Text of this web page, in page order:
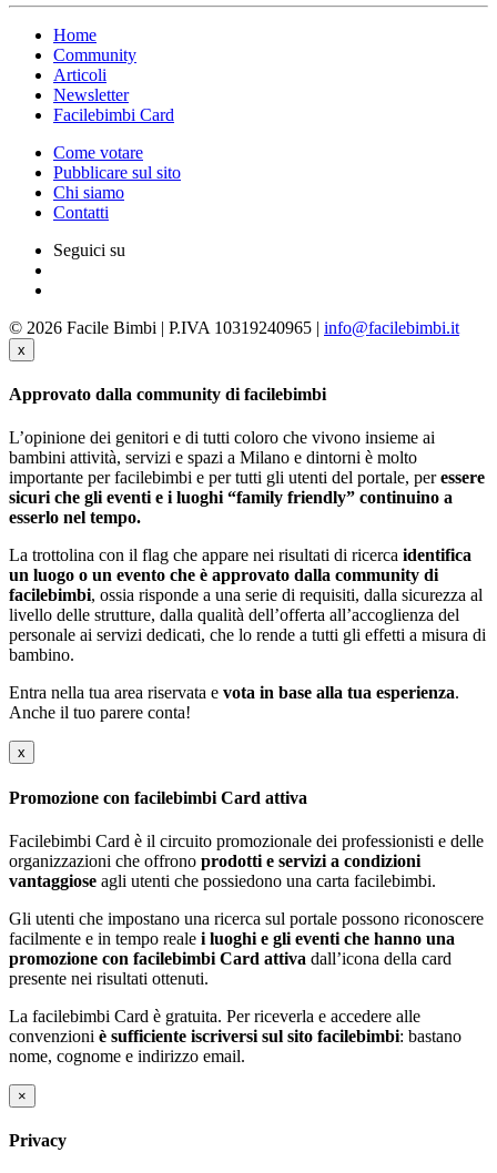
Home
Community
Articoli
Newsletter
Facilebimbi Card
Come votare
Pubblicare sul sito
Chi siamo
Contatti
Seguici su
© 2026 Facile Bimbi | P.IVA 10319240965 | info@facilebimbi.it
x
Approvato dalla community di facilebimbi
L’opinione dei genitori e di tutti coloro che vivono insieme ai
bambini attività, servizi e spazi a Milano e dintorni è molto
importante per facilebimbi e per tutti gli utenti del portale, peressere
sicuri che gli eventi e i luoghi “family friendly” continuino a
esserlo nel tempo.
La trottolina con il flag che appare nei risultati di ricerca identifica
un luogo o un evento che è approvato dalla community di
facilebimbi, ossia risponde a una serie di requisiti, dalla sicurezza al
livello delle strutture, dalla qualità dell’offerta all’accoglienza del
personale ai servizi dedicati, che lo rende a tutti gli effetti a misura di
bambino.
Entra nella tua area riservata e vota in base alla tua esperienza.
Anche il tuo parere conta!
x
Promozione con facilebimbi Card attiva
Facilebimbi Card è il circuito promozionale dei professionisti e delle
organizzazioni che offrono prodotti e servizi a condizioni
vantaggiose agli utenti che possiedono una carta facilebimbi.
Gli utenti che impostano una ricerca sul portale possono riconoscere
facilmente e in tempo reale i luoghi e gli eventi che hanno una
promozione con facilebimbi Card attiva dall’icona della card
presente nei risultati ottenuti.
La facilebimbi Card è gratuita. Per riceverla e accedere alle
convenzioni è sufficiente iscriversi sul sito facilebimbi: bastano
nome, cognome e indirizzo email.
×
Privacy